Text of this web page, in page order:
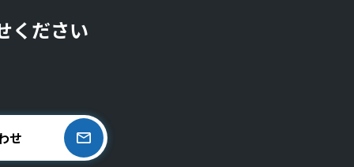
ください
せ